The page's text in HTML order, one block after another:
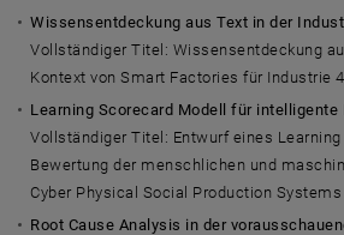
Wissensentdeckung aus Text in der
Vollständiger Titel: Wissensentdeckung
Kontext von Smart Factories für Industrie
Learning Scorecard Modell für intelligente
Vollständiger Titel: Entwurf eines
Bewertung der menschlichen und
Cyber Physical Social Production Systems
Root Cause Analysis in der